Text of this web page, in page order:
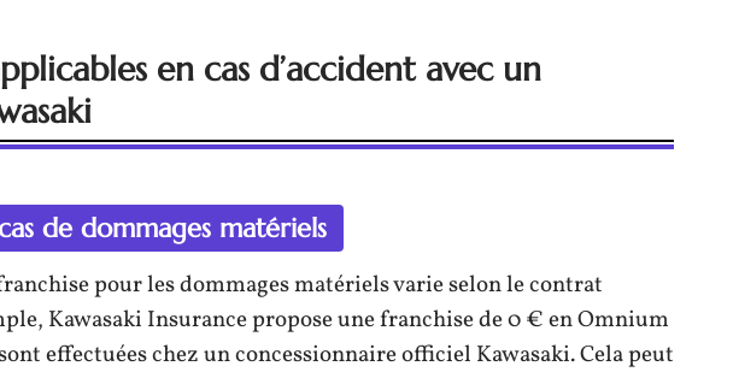
en cas d’accident avec un
de dommages matériels
pour les dommages matériels varie selon le contrat
Kawasaki Insurance propose une franchise de 0 € en Omnium
effectuées chez un concessionnaire officiel Kawasaki. Cela peut